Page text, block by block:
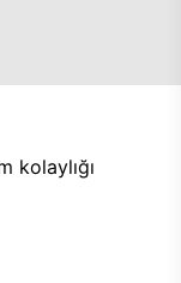
kolaylığı